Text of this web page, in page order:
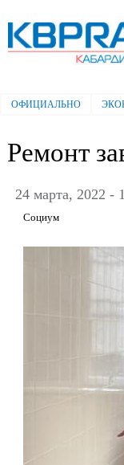
Электронная газета
Балкарская правда"
Главное меню
ОФИЦИАЛЬНО
Ремонт
24 марта, 2022 -
Социум